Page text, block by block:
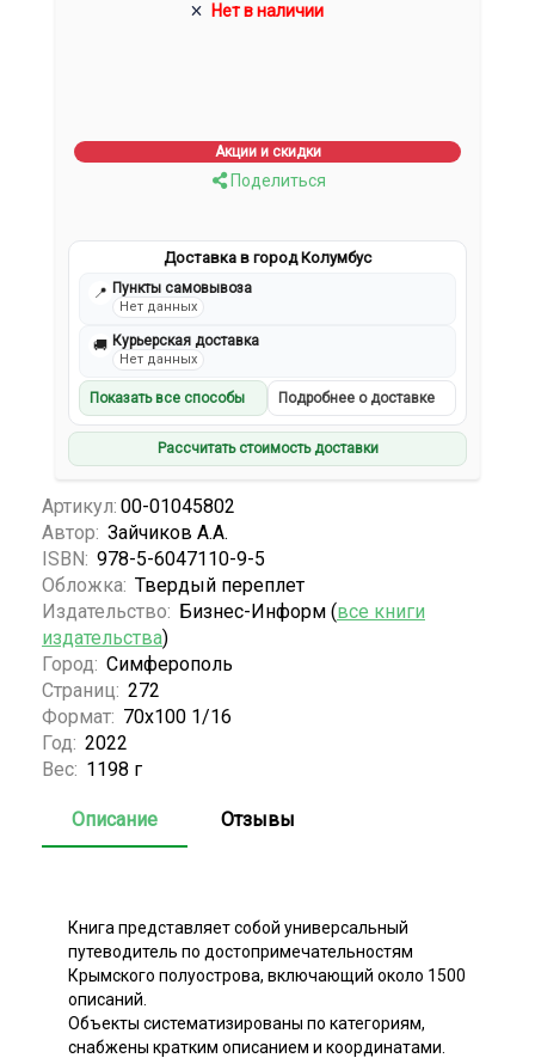
Нет в наличии
Акции и скидки
Поделиться
Доставка в город Колумбус
📍 Пункты самовывоза
Нет данных
🚚 Курьерская доставка
Нет данных
Показать все способы Подробнее о доставке
Рассчитать стоимость доставки
Артикул: 00-01045802
Автор: Зайчиков А.А.
ISBN: 978-5-6047110-9-5
Обложка: Твердый переплет
Издательство: Бизнес-Информ (все книги
издательства)
Город: Симферополь
Страниц: 272
Формат: 70x100 1/16
Год: 2022
Вес: 1198 г
Описание Отзывы
Книга представляет собой универсальный
путеводитель по достопримечательностям
Крымского полуострова, включающий около 1500
описаний.
Объекты систематизированы по категориям,
снабжены кратким описанием и координатами.